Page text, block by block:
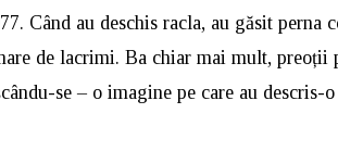
Când au deschis racla, au găsit perna
de lacrimi. Ba chiar mai mult,
se – o imagine pe care au descris-